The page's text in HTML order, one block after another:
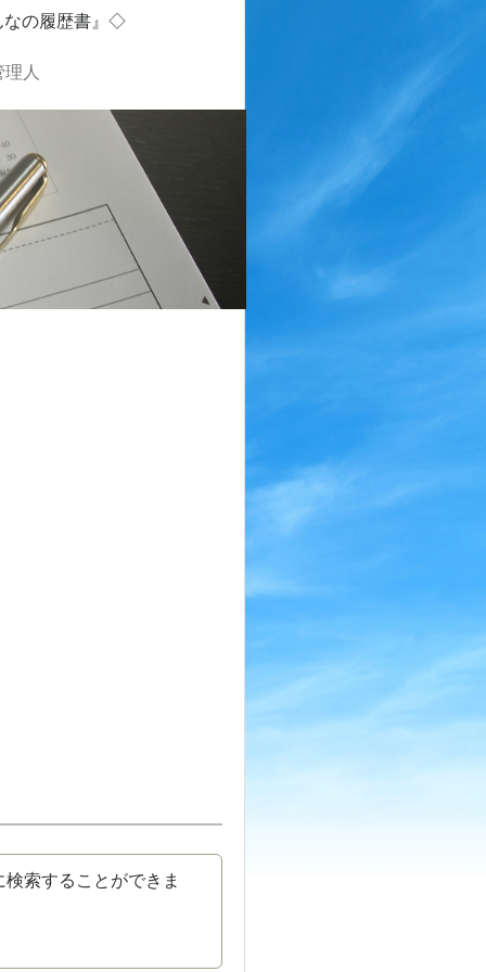
の履歴書』◇
理人
索することができま